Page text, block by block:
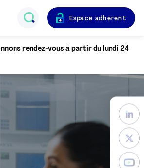
Espace adhérent
rendez-vous à partir du lundi 24